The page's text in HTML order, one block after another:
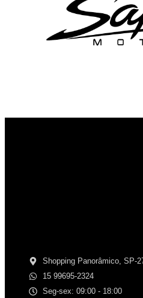
Shopping Panorâmico, SP-
15 99695-2324
Seg-sex: 09:00 - 18:00